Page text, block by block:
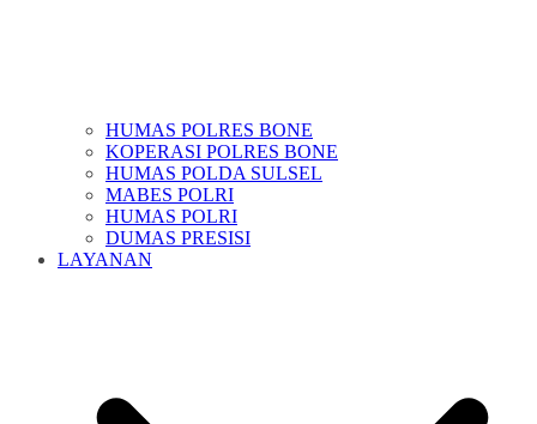
HUMAS POLRES BONE
KOPERASI POLRES BONE
HUMAS POLDA SULSEL
MABES POLRI
HUMAS POLRI
DUMAS PRESISI
LAYANAN